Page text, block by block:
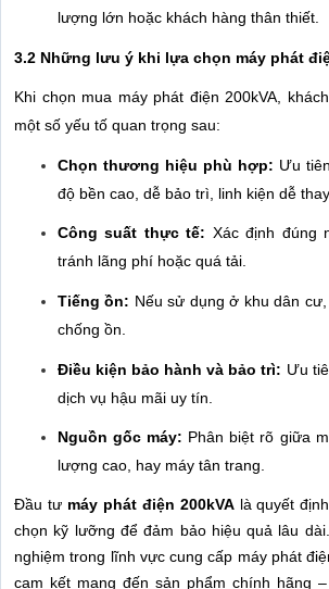
lượng lớn hoặc khách hàng thân thiết.
3.2 Những lưu ý khi lựa chọn máy phát
Khi chọn mua máy phát điện 200kVA,
một số yếu tố quan trọng sau:
Chọn thương hiệu phù hợp: Ưu
độ bền cao, dễ bảo trì, linh kiện dễ
Công suất thực tế: Xác định đúng
tránh lãng phí hoặc quá tải.
Tiếng ồn: Nếu sử dụng ở khu dân
chống ồn.
Điều kiện bảo hành và bảo trì: Ưu
dịch vụ hậu mãi uy tín.
Nguồn gốc máy: Phân biệt rõ giữa
lượng cao, hay máy tân trang.
Đầu tư máy phát điện 200kVA là quyết
chọn kỹ lưỡng để đảm bảo hiệu quả lâu
nghiệm trong lĩnh vực cung cấp máy phát
cam kết mang đến sản phẩm chính hãng